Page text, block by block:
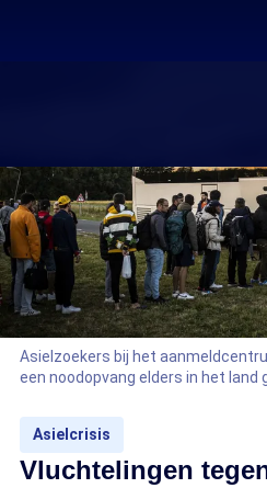
Asielzoekers bij het
een noodopvang elders in het land
Asielcrisis
Vluchtelingen